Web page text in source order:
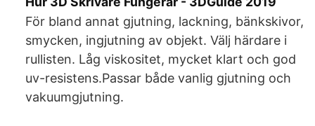
För bland annat gjutning, lackning, bänkskivor,
smycken, ingjutning av objekt. Välj härdare i
rullisten. Låg viskositet, mycket klart och god
uv-resistens.Passar både vanlig gjutning och
vakuumgjutning.